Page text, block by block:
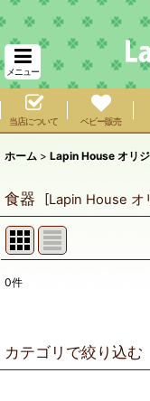
メニュー
当店について ベビー販売
ホーム > Lapin House オリ
食器 [Lapin House オ
0件
カテゴリで絞り込む